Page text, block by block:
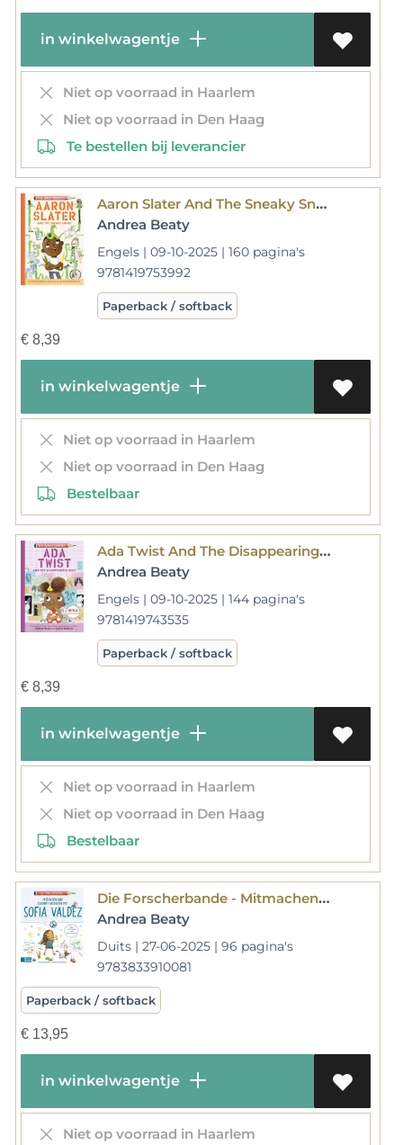
in winkelwagentje
Niet op voorraad in Haarlem
Niet op voorraad in Den Haag
Te bestellen bij leverancier
Aaron Slater And The Sneaky Snake
Andrea Beaty
Engels | 09-10-2025 | 160 pagina's
9781419753992
Paperback / softback
€8,39
in winkelwagentje
Niet op voorraad in Haarlem
Niet op voorraad in Den Haag
Bestelbaar
Ada Twist And The Disappearing Dogs
Andrea Beaty
Engels | 09-10-2025 | 144 pagina's
9781419743535
Paperback / softback
€8,39
in winkelwagentje
Niet op voorraad in Haarlem
Niet op voorraad in Den Haag
Bestelbaar
Die Forscherbande - Mitmachen und Zukunft gestalten mit Sofia Valdez
Andrea Beaty
Duits | 27-06-2025 | 96 pagina's
9783833910081
Paperback / softback
€13,95
in winkelwagentje
Niet op voorraad in Haarlem